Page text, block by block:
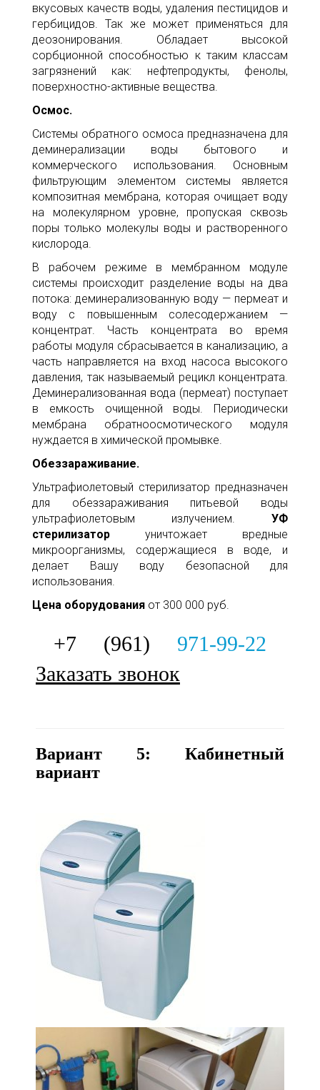
вкусовых качеств воды, удаления пестицидов и
гербицидов. Так же может применяться для
деозонирования. Обладает высокой
сорбционной способностью к таким классам
загрязнений как: нефтепродукты, фенолы,
поверхностно-активные вещества.
Осмос.
Системы обратного осмоса предназначена для
деминерализации воды бытового и
коммерческого использования. Основным
фильтрующим элементом системы является
композитная мембрана, которая очищает воду
на молекулярном уровне, пропуская сквозь
поры только молекулы воды и растворенного
кислорода.
В рабочем режиме в мембранном модуле
системы происходит разделение воды на два
потока: деминерализованную воду — пермеат и
воду с повышенным солесодержанием —
концентрат. Часть концентрата во время
работы модуля сбрасывается в канализацию, а
часть направляется на вход насоса высокого
давления, так называемый рецикл концентрата.
Деминерализованная вода (пермеат) поступает
в емкость очищенной воды. Периодически
мембрана обратноосмотического модуля
нуждается в химической промывке.
Обеззараживание.
Ультрафиолетовый стерилизатор предназначен
для обеззараживания питьевой воды
ультрафиолетовым излучением. УФ
стерилизатор уничтожает вредные
микроорганизмы, содержащиеся в воде, и
делает Вашу воду безопасной для
использования.
Цена оборудования от 300 000 руб.
+7 (961) 971-99-22
Заказать звонок
Вариант 5: Кабинетный
вариант